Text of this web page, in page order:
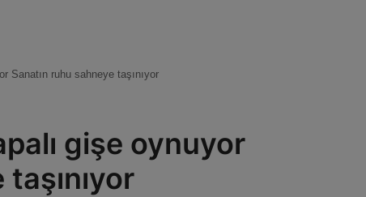
Sanatın ruhu sahneye taşınıyor
gişe oynuyor